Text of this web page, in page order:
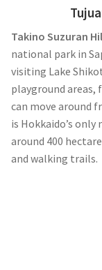
Takino Suzuran
national park in
visiting Lake
playground
can move around
is Hokkaido’s
around 400
and walking trails.